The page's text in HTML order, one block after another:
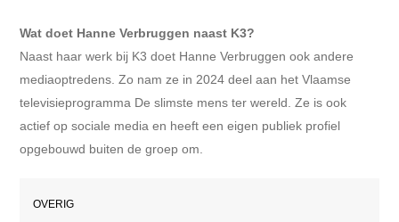
Wat doet Hanne Verbruggen naast K3?
Naast haar werk bij K3 doet Hanne Verbruggen ook andere
mediaoptredens. Zo nam ze in 2024 deel aan het Vlaamse
televisieprogramma De slimste mens ter wereld. Ze is ook
actief op sociale media en heeft een eigen publiek profiel
opgebouwd buiten de groep om.
OVERIG